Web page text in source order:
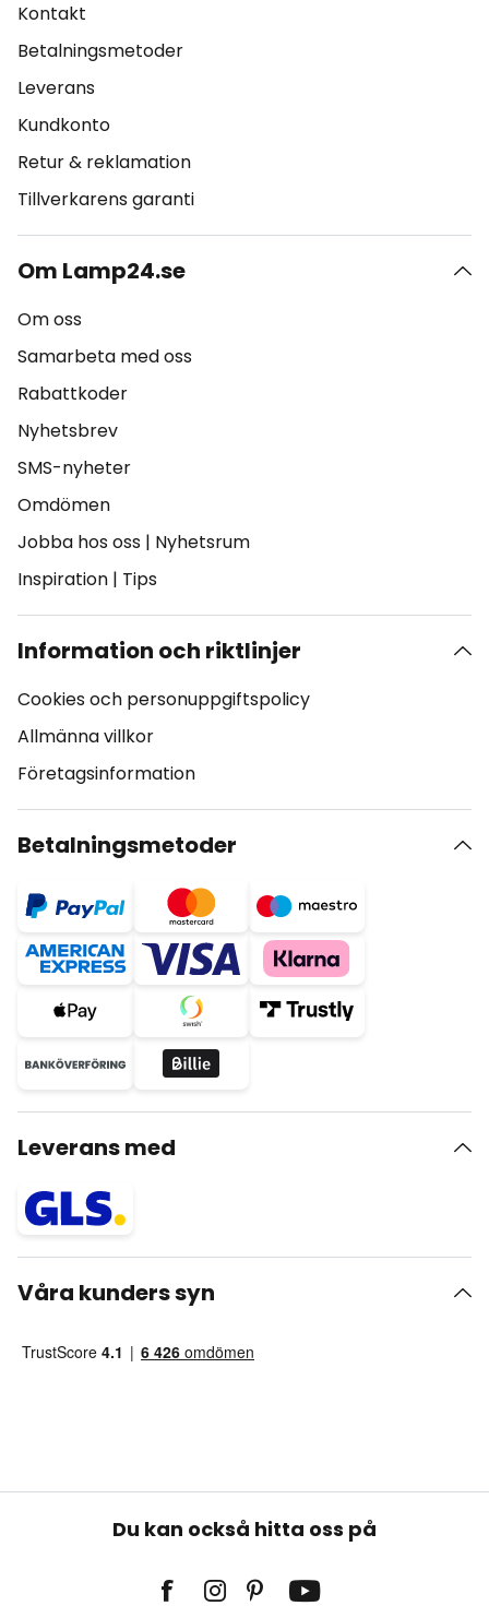
Kontakt
Betalningsmetoder
Leverans
Kundkonto
Retur & reklamation
Tillverkarens garanti
Om Lamp24.se
Om oss
Samarbeta med oss
Rabattkoder
Nyhetsbrev
SMS-nyheter
Omdömen
Jobba hos oss | Nyhetsrum
Inspiration | Tips
Information och riktlinjer
Cookies och personuppgiftspolicy
Allmänna villkor
Företagsinformation
Betalningsmetoder
Leverans med
Våra kunders syn
Du kan också hitta oss på